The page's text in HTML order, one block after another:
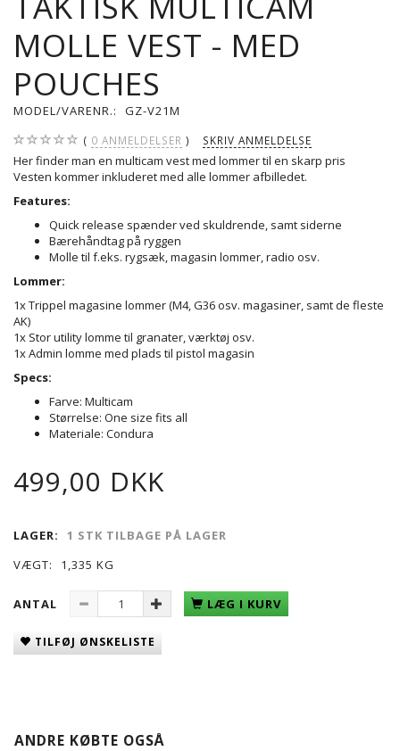
MOLLE VEST - MED
POUCHES
MODEL/VARENR.: GZ-V21M
0 ANMELDELSER SKRIV ANMELDELSE
Her finder man en multicam vest med lommer til en skarp pris
Vesten kommer inkluderet med alle lommer afbilledet.
Features:
Quick release spænder ved skuldrende, samt siderne
Bærehåndtag på ryggen
Molle til f.eks. rygsæk, magasin lommer, radio osv.
Lommer:
1x Trippel magasine lommer (M4, G36 osv. magasiner, samt de fleste
AK)
1x Stor utility lomme til granater, værktøj osv.
1x Admin lomme med plads til pistol magasin
Specs:
Farve: Multicam
Størrelse: One size fits all
Materiale: Condura
499,00 DKK
LAGER:
1 STK TILBAGE PÅ LAGER
VÆGT:
1,335 KG
ANTAL LÆG I KURV
TILFØJ ØNSKELISTE
ANDRE KØBTE OGSÅ